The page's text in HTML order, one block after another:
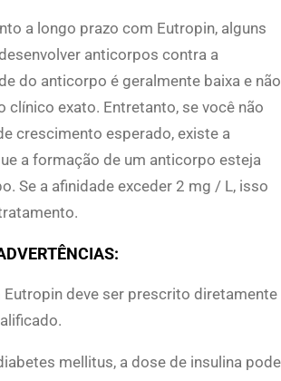
a longo prazo com Eutropin, alguns
anticorpos contra a
do anticorpo é geralmente baixa e não
clínico exato. Entretanto, se você não
crescimento esperado, existe a
a formação de um anticorpo esteja
Se a afinidade exceder 2 mg / L, isso
deve ser prescrito diretamente
mellitus, a dose de insulina pode